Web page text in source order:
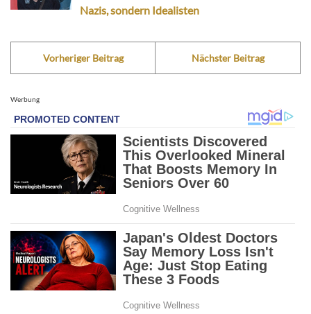
Nazis, sondern Idealisten
Vorheriger Beitrag Nächster Beitrag
Werbung